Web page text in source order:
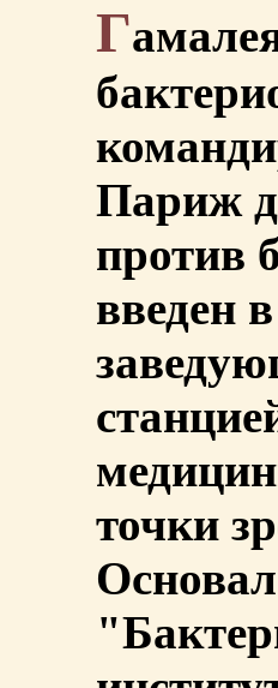
Г
Париж
против
введен
точки